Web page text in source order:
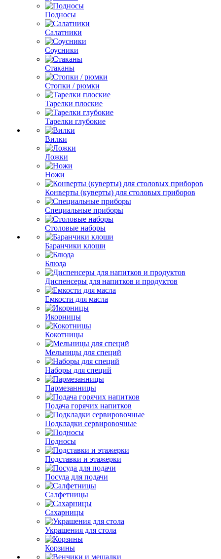
Подносы
Салатники
Соусники
Стаканы
Стопки / рюмки
Тарелки плоские
Тарелки глубокие
Вилки
Ложки
Ножи
Конверты (куверты) для столовых приборов
Специальные приборы
Столовые наборы
Баранчики клоши
Блюда
Диспенсеры для напитков и продуктов
Емкости для масла
Икорницы
Кокотницы
Мельницы для специй
Наборы для специй
Пармезанницы
Подача горячих напитков
Подкладки сервировочные
Подносы
Подставки и этажерки
Посуда для подачи
Салфетницы
Сахарницы
Украшения для стола
Корзины